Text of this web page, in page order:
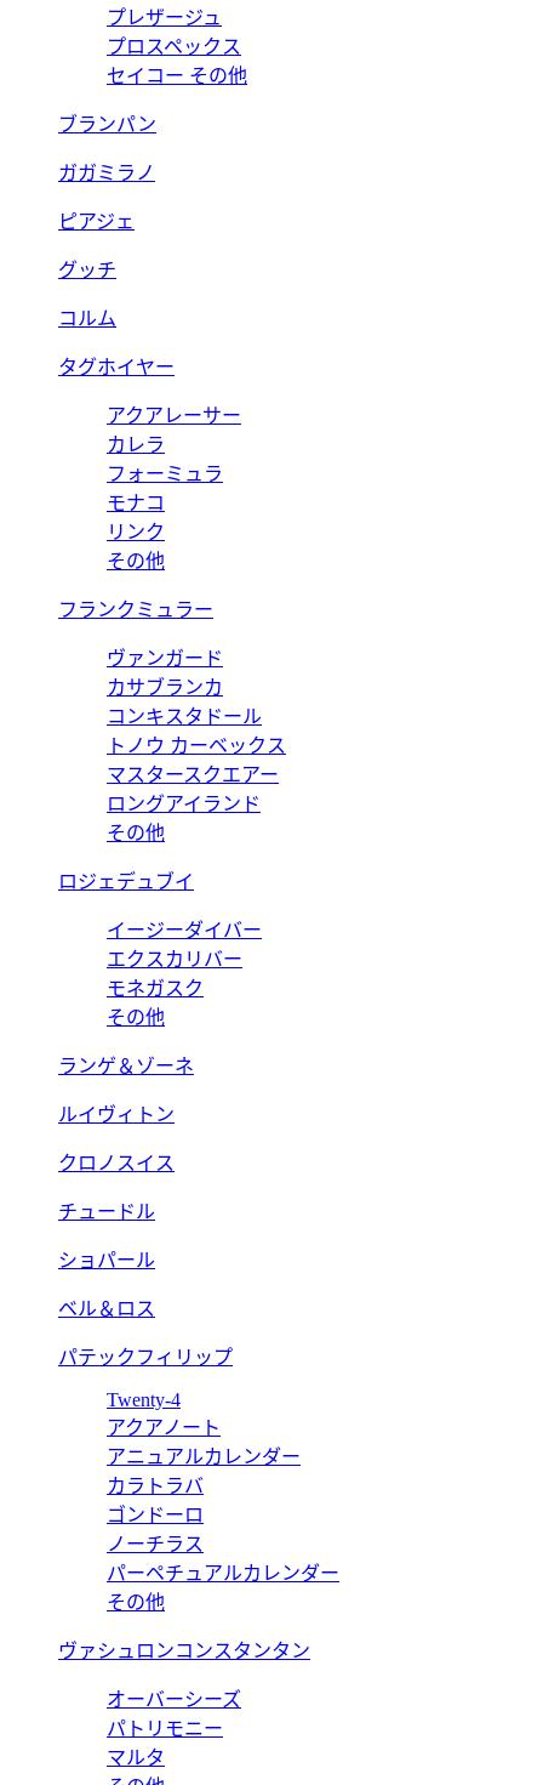
プレザージュ
プロスペックス
セイコー その他
ブランパン
ガガミラノ
ピアジェ
グッチ
コルム
タグホイヤー
アクアレーサー
カレラ
フォーミュラ
モナコ
リンク
その他
フランクミュラー
ヴァンガード
カサブランカ
コンキスタドール
トノウ カーベックス
マスタースクエアー
ロングアイランド
その他
ロジェデュブイ
イージーダイバー
エクスカリバー
モネガスク
その他
ランゲ＆ゾーネ
ルイヴィトン
クロノスイス
チュードル
ショパール
ベル＆ロス
パテックフィリップ
Twenty-4
アクアノート
アニュアルカレンダー
カラトラバ
ゴンドーロ
ノーチラス
パーペチュアルカレンダー
その他
ヴァシュロンコンスタンタン
オーバーシーズ
パトリモニー
マルタ